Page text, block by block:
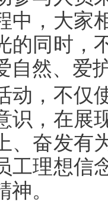
中，大家
的同时，
自然、爱
，不仅
识，在展
、奋发有
工理想信
。